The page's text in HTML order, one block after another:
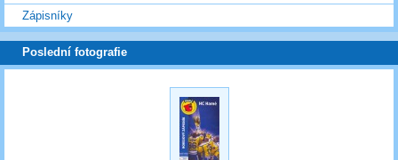
Zápisníky
Poslední fotografie